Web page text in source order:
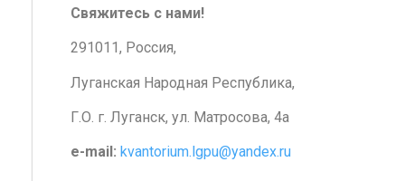
Свяжитесь с нами!
291011, Россия,
Луганская Народная Республика,
Г.О. г. Луганск, ул. Матросова, 4а
e-mail: kvantorium.lgpu@yandex.ru